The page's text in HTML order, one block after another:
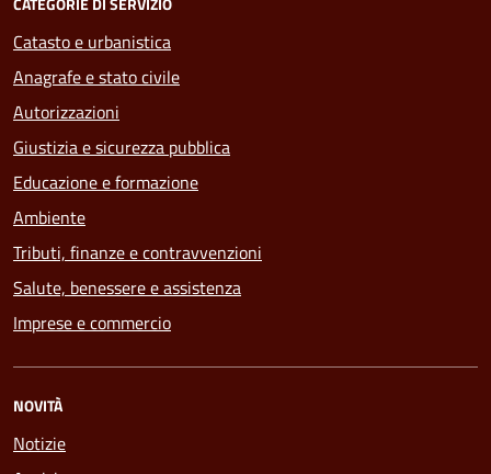
Catasto e urbanistica
Anagrafe e stato civile
Autorizzazioni
Giustizia e sicurezza pubblica
Educazione e formazione
Ambiente
Tributi, finanze e contravvenzioni
Salute, benessere e assistenza
Imprese e commercio
NOVITÀ
Notizie